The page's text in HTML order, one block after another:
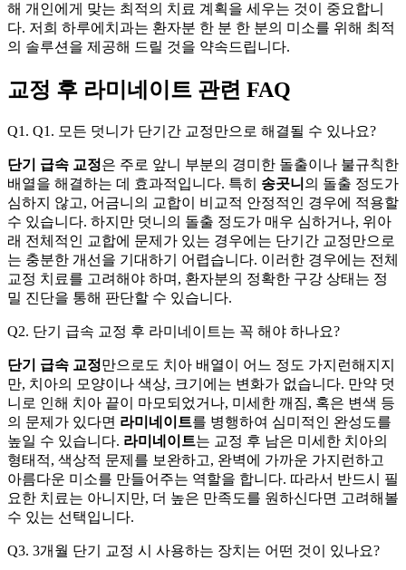
해 개인에게 맞는 최적의 치료 계획을 세우는 것이 중요합니
다. 저희 하루에치과는 환자분 한 분 한 분의 미소를 위해 최적
의 솔루션을 제공해 드릴 것을 약속드립니다.
교정 후 라미네이트 관련 FAQ
Q1. Q1. 모든 덧니가 단기간 교정만으로 해결될 수 있나요?
단기 급속 교정은 주로 앞니 부분의 경미한 돌출이나 불규칙한
배열을 해결하는 데 효과적입니다. 특히 송곳니 의 돌출 정도가
심하지 않고, 어금니의 교합이 비교적 안정적인 경우에 적용할
수 있습니다. 하지만 덧니의 돌출 정도가 매우 심하거나, 위아
래 전체적인 교합에 문제가 있는 경우에는 단기간 교정만으로
는 충분한 개선을 기대하기 어렵습니다. 이러한 경우에는 전체
교정 치료를 고려해야 하며, 환자분의 정확한 구강 상태는 정
밀 진단을 통해 판단할 수 있습니다.
Q2. 단기 급속 교정 후 라미네이트는 꼭 해야 하나요?
단기 급속 교정만으로도 치아 배열이 어느 정도 가지런해지지
만, 치아의 모양이나 색상, 크기에는 변화가 없습니다. 만약 덧
니로 인해 치아 끝이 마모되었거나, 미세한 깨짐, 혹은 변색 등
의 문제가 있다면 라미네이트를 병행하여 심미적인 완성도를
높일 수 있습니다. 라미네이트는 교정 후 남은 미세한 치아의
형태적, 색상적 문제를 보완하고, 완벽에 가까운 가지런하고
아름다운 미소를 만들어주는 역할을 합니다. 따라서 반드시 필
요한 치료는 아니지만, 더 높은 만족도를 원하신다면 고려해볼
수 있는 선택입니다.
Q3. 3개월 단기 교정 시 사용하는 장치는 어떤 것이 있나요?